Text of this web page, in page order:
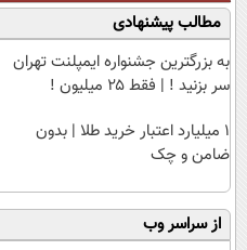
مطالب پیشنهادی
به بزرگترین جشنواره ایمپلنت تهران
سر بزنید ! | فقط ۲۵ میلیون !
۱ میلیارد اعتبار خرید طلا | بدون
ضامن و چک
از سراسر وب